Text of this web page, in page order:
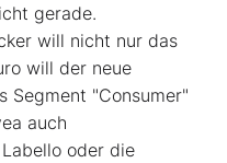
gerade.
will nicht nur das
will der neue
Segment "Consumer"
auch
oder die